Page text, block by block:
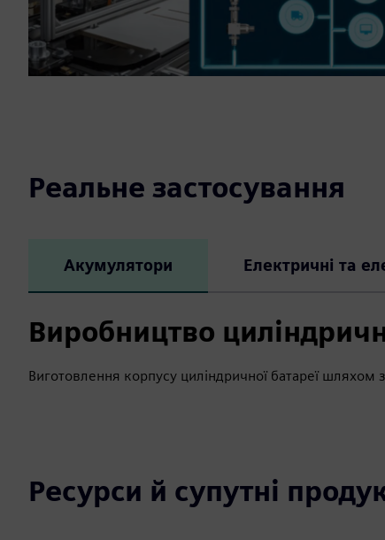
Реальне застосування
Акумулятори Електричні та
Виробництво
Виготовлення корпусу циліндричної батареї
Ресурси й супутні